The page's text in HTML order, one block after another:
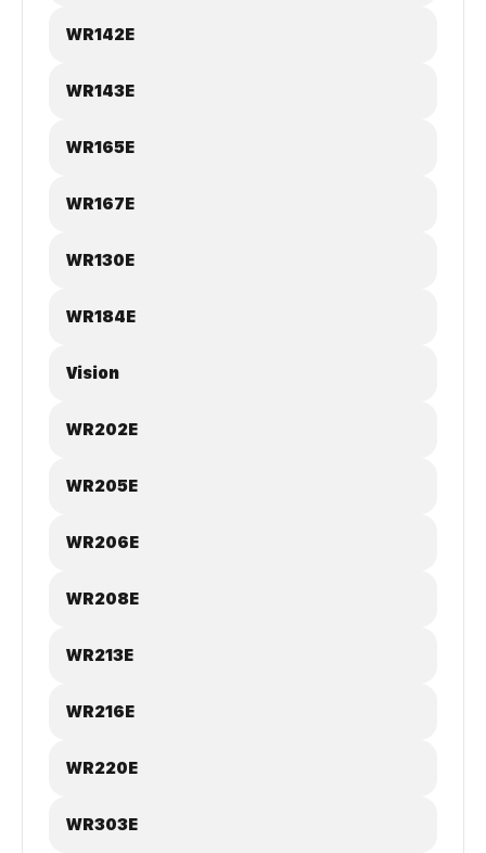
WR142E
WR143E
WR165E
WR167E
WR130E
WR184E
Vision
WR202E
WR205E
WR206E
WR208E
WR213E
WR216E
WR220E
WR303E